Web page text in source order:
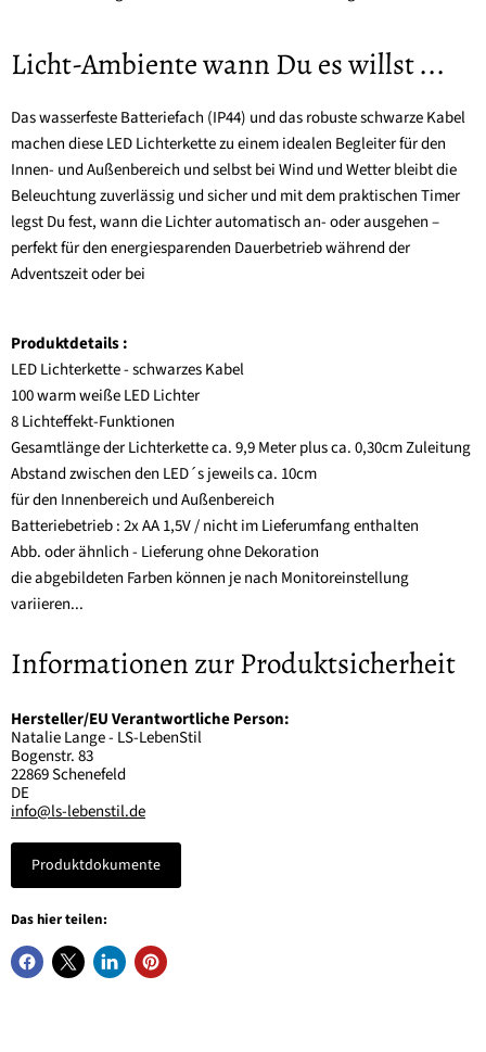
Licht-Ambiente wann Du es willst ...
Das wasserfeste Batteriefach (IP44) und das robuste schwarze Kabel
machen diese LED Lichterkette zu einem idealen Begleiter für den
Innen- und Außenbereich und selbst bei Wind und Wetter bleibt die
Beleuchtung zuverlässig und sicher und mit dem praktischen Timer
legst Du fest, wann die Lichter automatisch an- oder ausgehen –
perfekt für den energiesparenden Dauerbetrieb während der
Adventszeit oder bei
Produktdetails :
LED Lichterkette - schwarzes Kabel
100 warm weiße LED Lichter
8 Lichteffekt-Funktionen
Gesamtlänge der Lichterkette ca. 9,9 Meter plus ca. 0,30cm Zuleitung
Abstand zwischen den LED´s jeweils ca. 10cm
für den Innenbereich und Außenbereich
Batteriebetrieb : 2x AA 1,5V / nicht im Lieferumfang enthalten
Abb. oder ähnlich - Lieferung ohne Dekoration
die abgebildeten Farben können je nach Monitoreinstellung
variieren...
Informationen zur Produktsicherheit
Hersteller/EU Verantwortliche Person:
Natalie Lange - LS-LebenStil
Bogenstr. 83
22869 Schenefeld
DE
info@ls-lebenstil.de
Produktdokumente
Das hier teilen: